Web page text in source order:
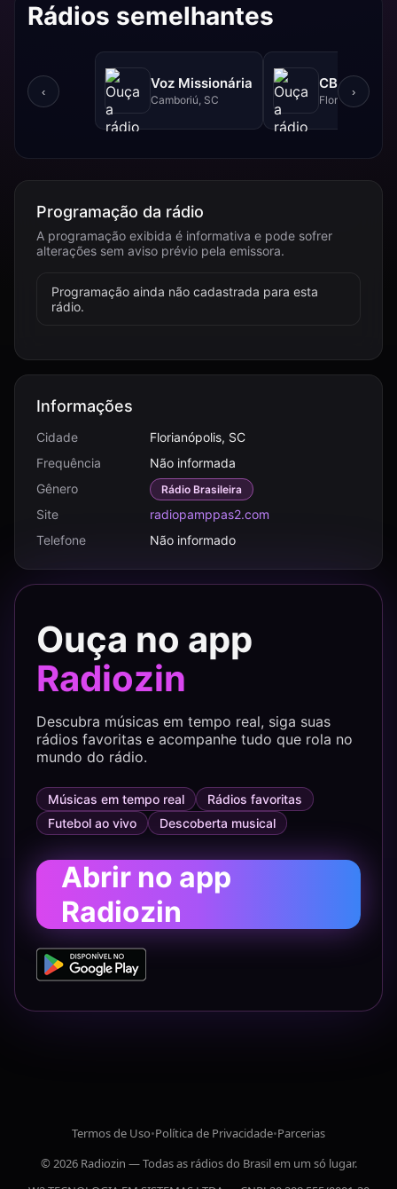
Rádios semelhantes
‹
Voz Missionária
Camboriú, SC
CBN - 740
Florianópolis,
›
Programação da rádio
A programação exibida é informativa e pode sofrer
alterações sem aviso prévio pela emissora.
Programação ainda não cadastrada para esta
rádio.
Informações
Cidade
Florianópolis, SC
Frequência
Não informada
Gênero
Rádio Brasileira
Site
radiopamppas2.com
Telefone
Não informado
Ouça no app
Radiozin
Descubra músicas em tempo real, siga suas
rádios favoritas e acompanhe tudo que rola no
mundo do rádio.
Músicas em tempo real
Rádios favoritas
Futebol ao vivo
Descoberta musical
Abrir no app
Radiozin
Termos de Uso•Política de Privacidade•Parcerias
© 2026 Radiozin — Todas as rádios do Brasil em um só lugar.